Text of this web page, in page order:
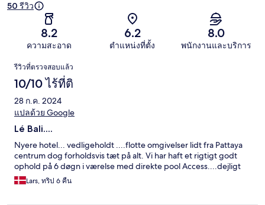
50 รีวิว
8.2
ความสะอาด
6.2
ตำแหน่งที่ตั้ง
8.0
พนักงานและบริการ
รีวิว
รีวิวที่ตรวจสอบแล้ว
10/10 ไร้ที่ติ
28 ก.ค. 2024
แปลด้วย Google
Lé Bali....
Nyere hotel... vedligeholdt ....flotte omgivelser lidt fra Pattaya
centrum dog forholdsvis tæt på alt. Vi har haft et rigtigt godt
ophold på 6 døgn i værelse med direkte pool Access....dejligt
Lars, ทริป 6 คืน